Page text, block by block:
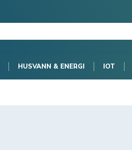
HUSVANN & ENERGI IOT